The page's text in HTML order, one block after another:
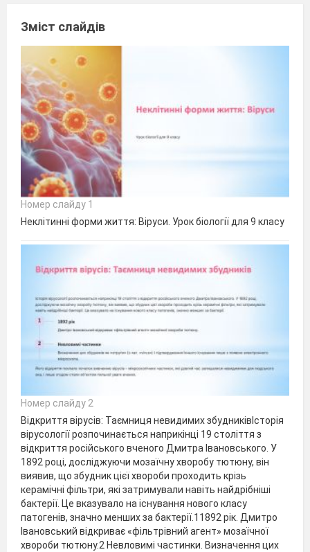
Зміст слайдів
Номер слайду 1
Неклітинні форми життя: Віруси. Урок біології для 9 класу
Номер слайду 2
Відкриття вірусів: Таємниця невидимих збудниківІсторія
вірусології розпочинається наприкінці 19 століття з
відкриття російського вченого Дмитра Івановського. У
1892 році, досліджуючи мозаїчну хворобу тютюну, він
виявив, що збудник цієї хвороби проходить крізь
керамічні фільтри, які затримували навіть найдрібніші
бактерії. Це вказувало на існування нового класу
патогенів, значно менших за бактерії.11892 рік. Дмитро
Івановський відкриває «фільтрівний агент» мозаїчної
хвороби тютюну.2 Невловимі частинки. Визначення цих